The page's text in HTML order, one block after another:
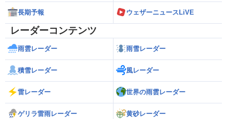
長期予報 ウェザーニュースLiVE
レーダーコンテンツ
雨雲レーダー 雨雪レーダー
積雪レーダー 風レーダー
雷レーダー 世界の雨雲レーダー
ゲリラ雷雨レーダー 黄砂レーダー